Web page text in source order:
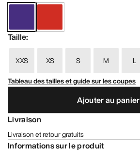
Taille:
XXS XS S M L
Tableau des tailles et guide sur les coupes
Ajouter au panier
Livraison
Livraison et retour gratuits
Informations sur le produit